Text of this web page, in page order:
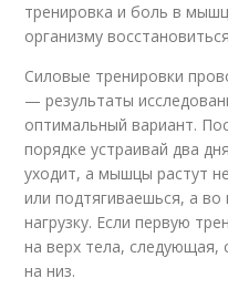
тренировка и боль в
организму
Силовые тренировки
— результаты
оптимальный вариант.
порядке устраивай два
уходит, а мышцы растут
или подтягиваешься, а
нагрузку. Если первую
на верх тела,
на низ.